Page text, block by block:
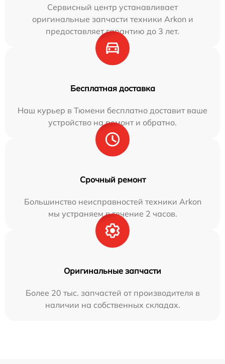
Сервисный центр устанавливает
оригинальные запчасти техники Arkon и
предоставляет гарантию до 3 лет.
Бесплатная доставка
Наш курьер в Тюмени бесплатно доставит ваше
устройство на ремонт и обратно.
Срочный ремонт
Большинство неисправностей техники Arkon
мы устраняем в течение 2 часов.
Оригинальные запчасти
Более 20 тыс. запчастей от производителя в
наличии на собственных складах.